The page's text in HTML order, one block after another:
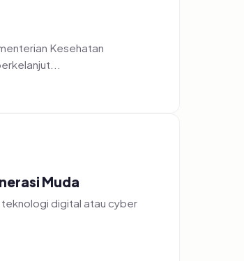
Kesehatan
Muda
teknologi digital atau cyber